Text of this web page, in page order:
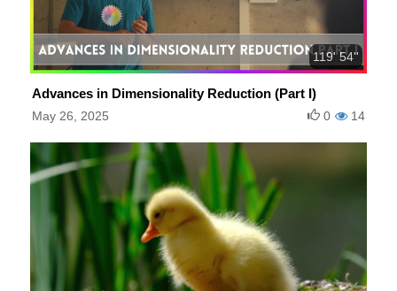
119' 54''
Advances in Dimensionality Reduction (Part I)
May 26, 2025 14
0